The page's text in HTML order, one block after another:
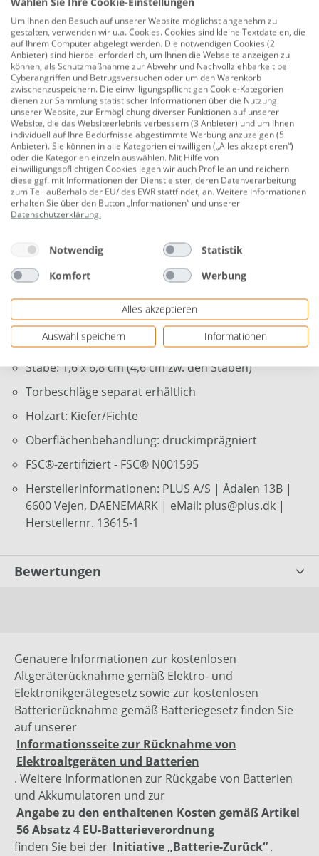
Produktnummer:0784204337
Erhalten Sie mit dem Ligno Vorgartenzaun eine
praktische und schöne Gartenlösung. Dieser schöne
und schlichte Zaun, sorgt für eine hilfreiche
Einzäunung für Kinder und Hunde und verleiht
gleichzeitig einen schönen Gesamteindruck. Für dieses
System sind Gartentore erhältlich, die mit ihrem
kleinen Bogen für ein schönes Erscheinungsbild
sorgen. Er besteht aus druckimprägnierter
Kiefer/Fichte, was es Ihnen ermöglicht, den Zaun in der
von Ihnen gewünschten Farbe zu streichen. Als
Zubehör ist das Plus Torbeschlag unabdingbar.
Breite: 300 cm
Höhe: 88/118 cm
Seitenrahmen: 4,4 x 9,0 cm
Bodenrahmen: 4,4 x 6,8 cm
Querstreben: 1,6 x 6,8 cm
Stäbe: 1,6 x 6,8 cm (4,6 cm zw. den Stäben)
Torbeschläge separat erhältlich
Holzart: Kiefer/Fichte
Oberflächenbehandlung: druckimprägniert
FSC®-zertifiziert - FSC® N001595
Herstellerinformationen: PLUS A/S | Ådalen 13B |
6600 Vejen, DAENEMARK | eMail: plus@plus.dk |
Herstellernr. 13615-1
Bewertungen
Genauere Informationen zur kostenlosen
Altgeräterücknahme gemäß Elektro- und
Elektronikgerätegesetz sowie zur kostenlosen
Batterierücknahme gemäß Batteriegesetz finden Sie
auf unserer
Informationsseite zur Rücknahme von
Elektroaltgeräten und Batterien
. Weitere Informationen zur Rückgabe von Batterien
und Akkumulatoren und zur
Angabe zu den enthaltenen Kosten gemäß Artikel
56 Absatz 4 EU-Batterieverordnung
finden Sie bei der Initiative „Batterie-Zurück“.
Um Ihnen den Besuch auf unserer Website möglichst angenehm zu
gestalten, verwenden wir u.a. Cookies. Cookies sind kleine Textdateien, die
auf Ihrem Computer abgelegt werden. Die notwendigen Cookies (2
Anbieter) sind hierbei erforderlich, um Ihnen die Webseite anzeigen zu
können, als Schutzmaßnahme zur Abwehr und Nachvollziehbarkeit bei
Cyberangriffen und Betrugsversuchen oder um den Warenkorb
zwischenzuspeichern. Die einwilligungspflichtigen Cookie-Kategorien
dienen zur Sammlung statistischer Informationen über die Nutzung
unserer Website, zur Ermöglichung diverser Funktionen auf unserer
Website, die das Websiteerlebnis verbessern (3 Anbieter) und um Ihnen
individuell auf Ihre Bedürfnisse abgestimmte Werbung anzuzeigen (5
Anbieter). Sie können in alle Kategorien einwilligen („Alles akzeptieren“)
oder die Kategorien einzeln auswählen. Mit Hilfe von
einwilligungspflichtigen Cookies legen wir auch Profile an und reichern
diese ggf. mit Informationen der Dienstleister, deren Datenverarbeitung
zum Teil außerhalb der EU/ des EWR stattfindet, an. Weitere Informationen
erhalten Sie über den Button „Informationen“ und unserer
Datenschutzerklärung.
Notwendig
Statistik
Komfort
Werbung
Alles akzeptieren
Auswahl speichern
Informationen